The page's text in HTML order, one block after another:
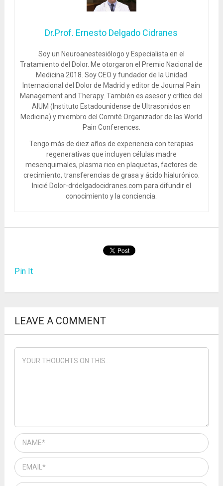
Dr.Prof. Ernesto Delgado Cidranes
Soy un Neuroanestesiólogo y Especialista en el
Tratamiento del Dolor. Me otorgaron el Premio Nacional de
Medicina 2018. Soy CEO y fundador de la Unidad
Internacional del Dolor de Madrid y editor de Journal Pain
Management and Therapy. También es asesor y crítico del
AIUM (Instituto Estadounidense de Ultrasonidos en
Medicina) y miembro del Comité Organizador de las World
Pain Conferences.
Tengo más de diez años de experiencia con terapias
regenerativas que incluyen células madre
mesenquimales, plasma rico en plaquetas, factores de
crecimiento, transferencias de grasa y ácido hialurónico.
Inicié Dolor-drdelgadocidranes.com para difundir el
conocimiento y la conciencia.
Pin It
LEAVE A COMMENT